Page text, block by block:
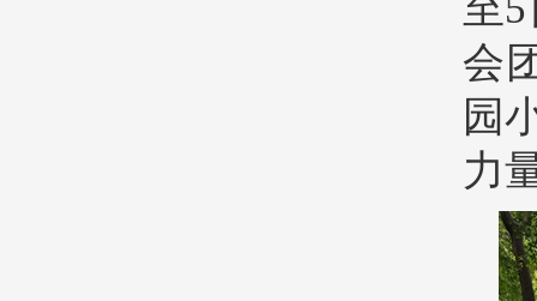
会
园
力